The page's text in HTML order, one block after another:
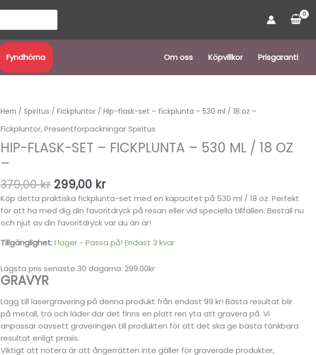
Fyndhörna Om oss Köpvillkor Prisgaranti
Hem /Spiritus /Fickpluntor / Hip-flask-set – fickplunta – 530 ml / 18 oz –
Fickpluntor,Presentförpackningar Spiritus
HIP-FLASK-SET – FICKPLUNTA – 530 ML / 18 OZ
–
379,00kr
Det
ursprungliga
priset
var:
299,00 kr
Det
nuvarande
priset
är:
Köp detta praktiska fickplunta-set med en kapacitet på 530 ml / 18 oz. Perfekt
för att ha med dig din favoritdryck på resan eller vid speciella tillfällen. Beställ nu
och njut av din favoritdryck var du än är!
Tillgänglighet:I lager - Passa på! Endast 3 kvar
Lägsta pris senaste 30 dagarna: 299.00kr
GRAVYR
Lägg till lasergravering på denna produkt från endast 99 kr! Bästa resultat blir
på metall, trä och läder där det finns en platt ren yta att gravera på. Vi
anpassar oavsett graveringen till produkten för att det ska ge bästa tänkbara
resultat enligt praxis.
Viktigt att notera är att ångerrätten inte gäller för graverade produkter,
Hip-
-
530
ml
/
18
-